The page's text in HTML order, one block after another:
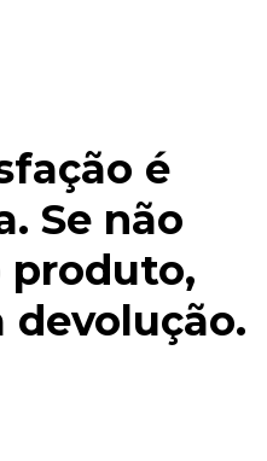
é
Se não
produto,
devolução.